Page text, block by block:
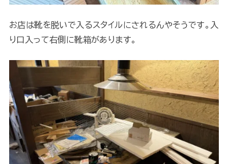
お店は靴を脱いで入るスタイルにされるんやそうです。入
り口入って右側に靴箱があります。